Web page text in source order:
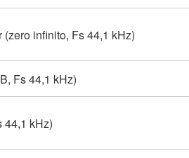
infinito, Fs 44,1 kHz)
Fs 44,1 kHz)
44,1 kHz)